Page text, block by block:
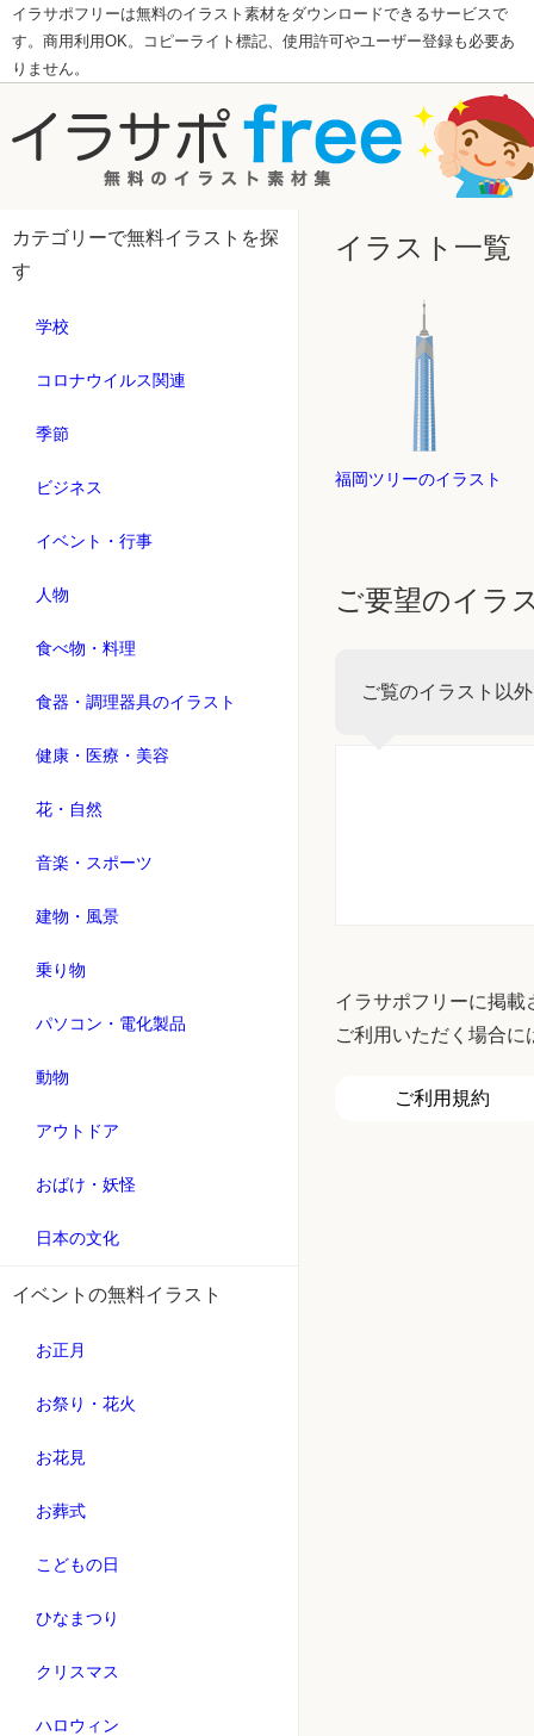
イラサポフリーは無料のイラスト素材をダウンロードできるサービスで
す。商用利用OK。コピーライト標記、使用許可やユーザー登録も必要あ
りません。
カテゴリーで無料イラストを探
す
学校
コロナウイルス関連
季節
ビジネス
イベント・行事
人物
食べ物・料理
食器・調理器具のイラスト
健康・医療・美容
花・自然
音楽・スポーツ
建物・風景
乗り物
パソコン・電化製品
動物
アウトドア
おばけ・妖怪
日本の文化
イベントの無料イラスト
お正月
お祭り・花火
お花見
お葬式
こどもの日
ひなまつり
クリスマス
ハロウィン
イラスト一覧
福岡ツリーのイラスト
ご要望のイラ
ご覧のイラスト以
イラサポフリーに掲
ご利用いただく場合に
ご利用規約